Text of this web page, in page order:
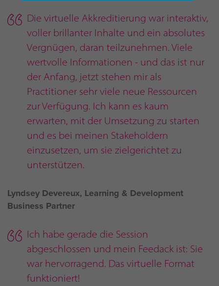
Die virtuelle Akkreditierung war interaktiv,
voller brillanter Inhalte und ein absolutes
Vergnügen, daran teilzunehmen. Viele
wertvolle Informationen - und das ist nur
der Anfang, jetzt stehen mir als
Practitioner sehr viele neue Ressourcen
zur Verfügung. Ich kann es kaum
erwarten, mit der Umsetzung zu starten
und es bei meinen Stakeholdern
einzusetzen, um sie zielgerichtet zu
unterstützen.
Lyndsey Devereux, Learning & Development
Business Partner
Ich habe gerade die Session
abgeschlossen und mein Feedack ist: Sie
war hervorragend. Das virtuelle Format
funktioniert!